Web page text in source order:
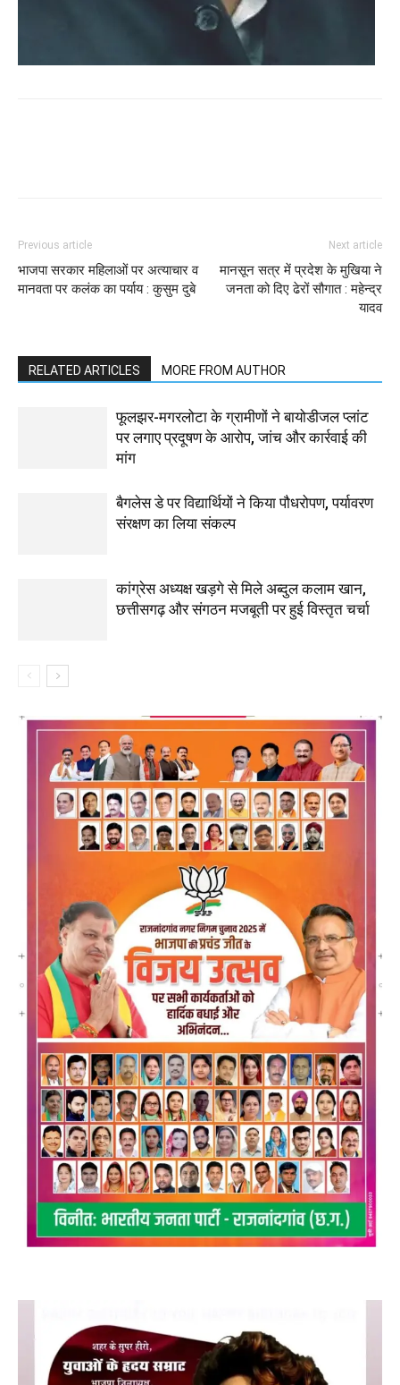
Previous article
भाजपा सरकार महिलाओं पर अत्याचार व
मानवता पर कलंक का पर्याय : कुसुम दुबे
Next article
मानसून सत्र में प्रदेश के मुखिया ने
जनता को दिए ढेरों सौगात : महेन्द्र
यादव
RELATED ARTICLES MORE FROM AUTHOR
फूलझर-मगरलोटा के ग्रामीणों ने बायोडीजल प्लांट
पर लगाए प्रदूषण के आरोप, जांच और कार्रवाई की
मांग
बैगलेस डे पर विद्यार्थियों ने किया पौधरोपण, पर्यावरण
संरक्षण का लिया संकल्प
कांग्रेस अध्यक्ष खड़गे से मिले अब्दुल कलाम खान,
छत्तीसगढ़ और संगठन मजबूती पर हुई विस्तृत चर्चा